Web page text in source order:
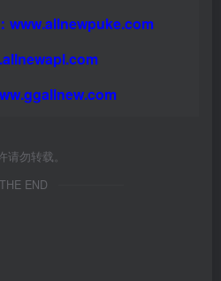
www.allnewpuke.com
勿转载。
THE END